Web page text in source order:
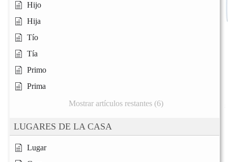
Hijo
Hija
Tío
Tía
Primo
Prima
Mostrar artículos restantes (6)
LUGARES DE LA CASA
Lugar